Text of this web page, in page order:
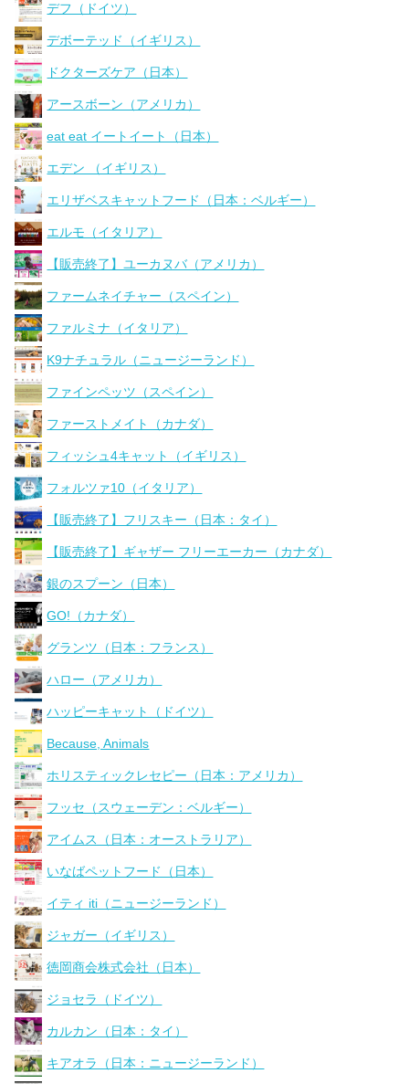
デフ（ドイツ）
デボーテッド（イギリス）
ドクターズケア（日本）
アースボーン（アメリカ）
eat eat イートイート（日本）
エデン （イギリス）
エリザベスキャットフード（日本：ベルギー）
エルモ（イタリア）
【販売終了】ユーカヌバ（アメリカ）
ファームネイチャー（スペイン）
ファルミナ（イタリア）
K9ナチュラル（ニュージーランド）
ファインペッツ（スペイン）
ファーストメイト（カナダ）
フィッシュ4キャット（イギリス）
フォルツァ10（イタリア）
【販売終了】フリスキー（日本：タイ）
【販売終了】ギャザー フリーエーカー（カナダ）
銀のスプーン（日本）
GO!（カナダ）
グランツ（日本：フランス）
ハロー（アメリカ）
ハッピーキャット（ドイツ）
Because, Animals
ホリスティックレセピー（日本：アメリカ）
フッセ（スウェーデン：ベルギー）
アイムス（日本：オーストラリア）
いなばペットフード（日本）
イティ iti（ニュージーランド）
ジャガー（イギリス）
徳岡商会株式会社（日本）
ジョセラ（ドイツ）
カルカン（日本：タイ）
キアオラ（日本：ニュージーランド）